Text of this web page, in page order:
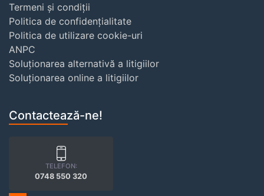
Termeni și condiții
Politica de confidențialitate
Politica de utilizare cookie-uri
ANPC
Soluționarea alternativă a litigiilor
Soluționarea online a litigiilor
Contactează-ne!
TELEFON:
0748 550 320